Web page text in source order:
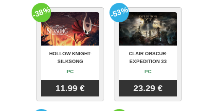
HOLLOW KNIGHT:
SILKSONG
PC
11.99 €
-38%
CLAIR OBSCUR:
EXPEDITION 33
PC
23.29 €
-53%